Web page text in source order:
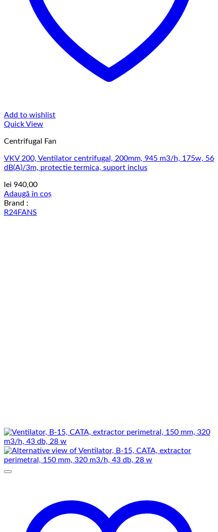
Add to wishlist
Quick View
Centrifugal Fan
VKV 200, Ventilator centrifugal, 200mm, 945 m3/h, 175w, 56
dB(A)/3m, protectie termica, suport inclus
lei 940,00
Adaugă în coș
Brand :
R24FANS